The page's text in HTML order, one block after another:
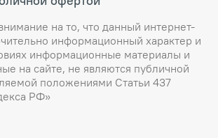
на то, что данный интернет-
информационный характер и
информационные материалы и
на сайте, не являются публичной
положениями Статьи 437
РФ»